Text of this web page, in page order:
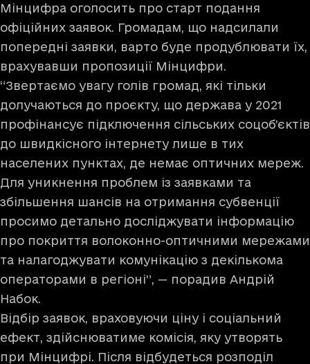
Мінцифра оголосить про старт подання
офіційних заявок. Громадам, що надсилали
попередні заявки, варто буде продублювати їх,
врахувавши пропозиції Мінцифри.
“Звертаємо увагу голів громад, які тільки
долучаються до проєкту, що держава у 2021
профінансує підключення сільських соцоб’єктів
до швидкісного інтернету лише в тих
населених пунктах, де немає оптичних мереж.
Для уникнення проблем із заявками та
збільшення шансів на отримання субвенції
просимо детально досліджувати інформацію
про покриття волоконно-оптичними мережами
та налагоджувати комунікацію з декількома
операторами в регіоні”, — порадив Андрій
Набок.
Відбір заявок, враховуючи ціну і соціальний
ефект, здійснюватиме комісія, яку утворять
при Мінцифрі. Після відбудеться розподіл